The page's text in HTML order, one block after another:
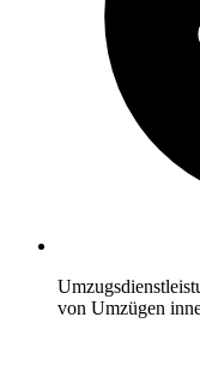
von Umzügen